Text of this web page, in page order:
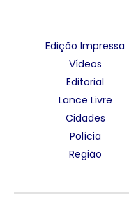
Edição Impressa
Vídeos
Editorial
Lance Livre
Cidades
Polícia
Região